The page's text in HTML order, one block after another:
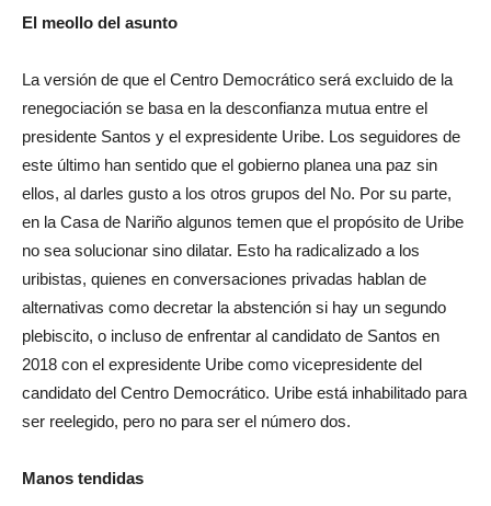
El meollo del asunto
La versión de que el Centro Democrático será excluido de la
renegociación se basa en la desconfianza mutua entre el
presidente Santos y el expresidente Uribe. Los seguidores de
este último han sentido que el gobierno planea una paz sin
ellos, al darles gusto a los otros grupos del No. Por su parte,
en la Casa de Nariño algunos temen que el propósito de Uribe
no sea solucionar sino dilatar. Esto ha radicalizado a los
uribistas, quienes en conversaciones privadas hablan de
alternativas como decretar la abstención si hay un segundo
plebiscito, o incluso de enfrentar al candidato de Santos en
2018 con el expresidente Uribe como vicepresidente del
candidato del Centro Democrático. Uribe está inhabilitado para
ser reelegido, pero no para ser el número dos.
Manos tendidas